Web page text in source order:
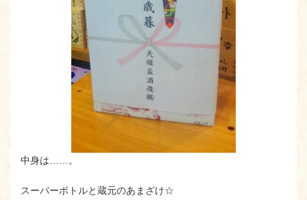
中身は……。
スーパーボトルと蔵元のあまざけ☆